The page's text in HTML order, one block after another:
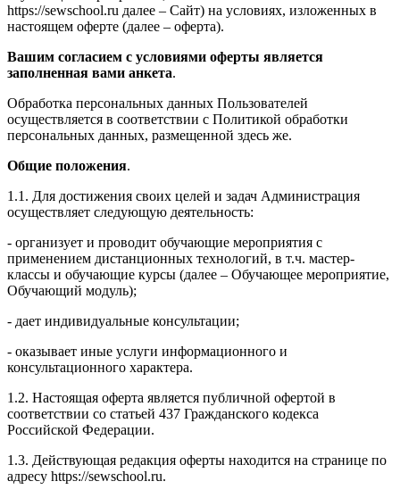
https://sewschool.ru далее – Сайт) на условиях, изложенных в
настоящем оферте (далее – оферта).
Вашим согласием с условиями оферты является
заполненная вами анкета.
Обработка персональных данных Пользователей
осуществляется в соответствии с Политикой обработки
персональных данных, размещенной здесь же.
Общие положения.
1.1. Для достижения своих целей и задач Администрация
осуществляет следующую деятельность:
- организует и проводит обучающие мероприятия с
применением дистанционных технологий, в т.ч. мастер-
классы и обучающие курсы (далее – Обучающее мероприятие,
Обучающий модуль);
- дает индивидуальные консультации;
- оказывает иные услуги информационного и
консультационного характера.
1.2. Настоящая оферта является публичной офертой в
соответствии со статьей 437 Гражданского кодекса
Российской Федерации.
1.3. Действующая редакция оферты находится на странице по
адресу https://sewschool.ru.